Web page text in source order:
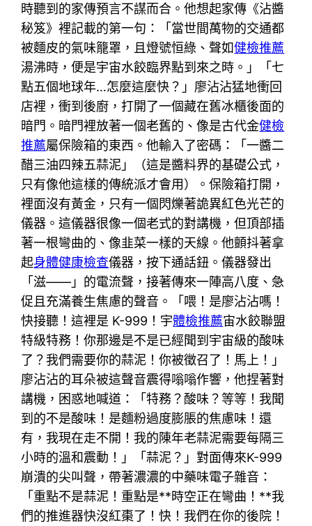
時聽到的家傳預言不謀而合。他想起家傳《沾醬
秘笈》裡記載的第一句：「當世間萬物的交通都
被麵皮的氣味籠罩，且燈號恒綠、聲如健檢推薦
湯沸時，便是宇宙水餃臨界點到來之時。」「七
點五個地球年…怎麼這麼快？」廖沾沾猛地衝回
店裡，衝到後廚，打開了一個藏在舊冰櫃後面的
暗門。暗門裡放著一個老舊的、像是古代金健檢
推薦屬保險箱的東西。他輸入了密碼：「一醬二
醋三油四辣五蒜泥」（這是醬料界的基礎公式，
只有像他這樣的傳統派才會用）。保險箱打開，
裡面沒有黃金，只有一個閃爍著詭異紅色光芒的
儀器。這儀器很像一個老式的對講機，但頂部插
著一根彎曲的、像韭菜一樣的天線。他顫抖著拿
起身體健康檢查儀器，按下通話鈕。儀器發出
「滋——」的電流聲，接著傳來一陣高八度、急
促且充滿養生焦慮的聲音。「喂！是廖沾沾嗎！
快接聽！這裡是 K-999！宇體檢推薦宙水餃聯盟
特級特務！你那邊是不是已經聞到宇宙級的酸味
了？我們需要你的蒜泥！你被徵召了！馬上！」
廖沾沾的耳朵被這聲音震得嗡嗡作響，他捏著對
講機，困惑地喊道：「特務？酸味？等等！我聞
到的不是酸味！是麵粉過度膨脹的焦慮味！還
有，我現在走不開！我的陳年老蒜泥需要每隔三
小時的溫和震動！」「蒜泥？」對面傳來K-999
崩潰的尖叫聲，帶著濃濃的中藥味電子雜音：
「重點不是蒜泥！重點是**時空正在彎曲！**我
們的推進器快沒紅棗了！快！我們在你的後院！